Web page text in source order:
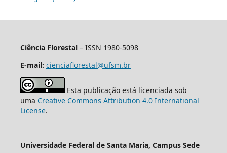
Ciência Florestal– ISSN 1980-5098
E-mail: cienciaflorestal@ufsm.br
Esta publicação está licenciada sob
uma Creative Commons Attribution 4.0 International
License.
Universidade Federal de Santa Maria, Campus Sede